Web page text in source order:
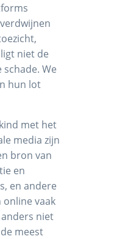
niet de
We
hun lot
met het
media zijn
bron van
en
en andere
online vaak
niet
meest